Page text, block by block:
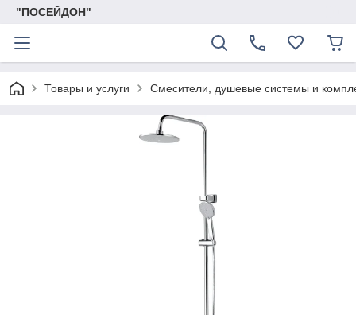
"ПОСЕЙДОН"
Товары и услуги Смесители, душевые системы и